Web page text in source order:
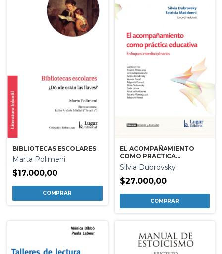
BIBLIOTECAS ESCOLARES
Marta Polimeni
$17.000,00
EL ACOMPAÑAMIENTO
COMO PRACTICA
EDUCATIVA
Silvia Dubrovsky
$27.000,00